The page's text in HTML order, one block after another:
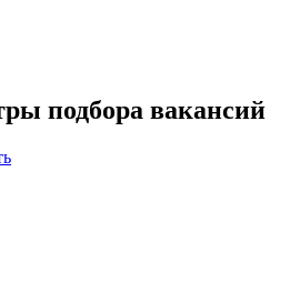
подбора вакансий